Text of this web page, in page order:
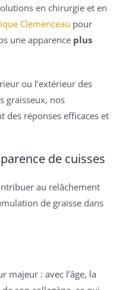
en chirurgie et en
Clemenceau pour
une apparence plus
ou l’extérieur des
graisseux, nos
des réponses efficaces et
de cuisses
au relâchement
de graisse dans
majeur : avec l’âge, la